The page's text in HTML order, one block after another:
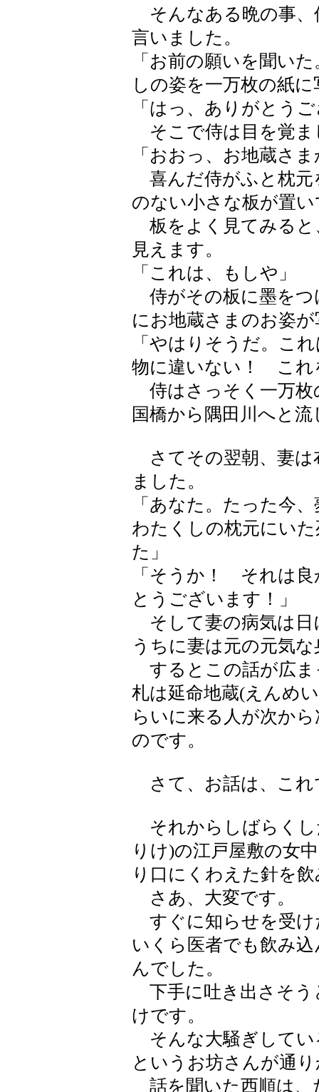
そんなある晩の事、
言いました。
「お前の願いを聞い
しの姿を一万枚の紙
「はっ、ありがとう
そこで侍は目を覚ま
「おおっ、お地蔵さ
喜んだ侍がふと枕元
のない小さな板が置
板をよく見てみると
見えます。
「これは、もしや」
侍がその板に墨をつ
にお地蔵さまのお姿
「やはりそうだ。こ
物に違いない！ これ
侍はさっそく一万枚
国橋から隅田川へと
さてその翌朝、妻は
ました。
「あなた。たった今
わたくしの枕元にい
た」
「そうか！ それは
とうございます！」
そして妻の病気は日
うちに妻は元の元気
するとこの話が広ま
札は延命地蔵(えんめ
らいに来る人が次か
のです。
さて、お話は、これ
それからしばらくし
りけ)の江戸屋敷の女
り口にくわえた針を
さあ、大変です。
すぐに知らせを受け
いくら医者でも飲み
んでした。
下手に吐き出さそう
けです。
そんな大騒ぎしてい
というお坊さんが通
話を聞いた西順は、